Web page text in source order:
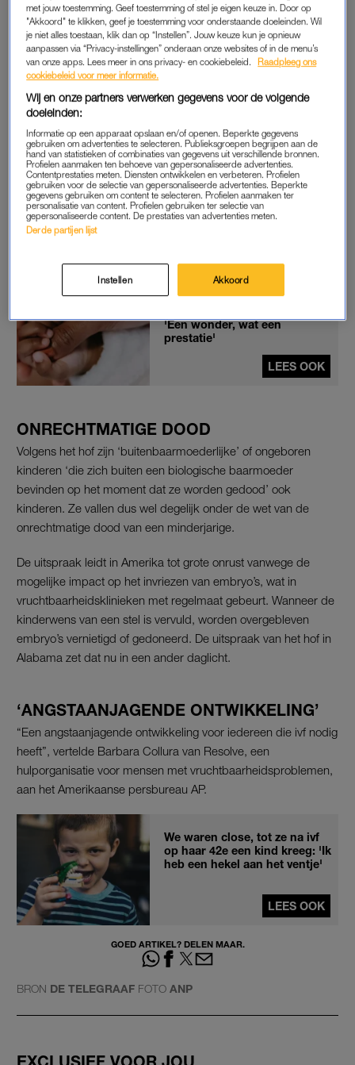
EMBRYO’S
Even terug naar het begin: in 2020 kreeg een onbevoegd
persoon via een onbeveiligde ingang toegang tot een vriezer
met ongebruikte embryo’s in een ivf-kliniek. De man pakte de
embryo’s eruit, maar vanwege de lage temperatuur en de pijn
van de kou vielen de embryo’s op de grond.
Toen de ouders een klacht indienden wegens onrechtmatige
dood, oordeelde de rechter dat zowel de man als de kliniek
onschuldig waren. Volgens de rechter vielen bevroren
embryo’s niet binnen de definitie van een ‘persoon’ of ‘kind’.
70-jarige vrouw uit Oeganda
'Een wonder, wat een
prestatie'
LEES OOK
ONRECHTMATIGE DOOD
Volgens het hof zijn ‘buitenbaarmoederlijke’ of ongeboren
kinderen ‘die zich buiten een biologische baarmoeder
bevinden op het moment dat ze worden gedood’ ook
kinderen. Ze vallen dus wel degelijk onder de wet van de
onrechtmatige dood van een minderjarige.
De uitspraak leidt in Amerika tot grote onrust vanwege de
mogelijke impact op het invriezen van embryo’s, wat in
vruchtbaarheidsklinieken met regelmaat gebeurt. Wanneer de
kinderwens van een stel is vervuld, worden overgebleven
embryo’s vernietigd of gedoneerd. De uitspraak van het hof in
Alabama zet dat nu in een ander daglicht.
‘ANGSTAANJAGENDE ONTWIKKELING’
“Een angstaanjagende ontwikkeling voor iedereen die ivf nodig
heeft”, vertelde Barbara Collura van Resolve, een
hulporganisatie voor mensen met vruchtbaarheidsproblemen,
aan het Amerikaanse persbureau AP.
We waren close, tot ze na ivf
op haar 42e een kind kreeg: 'Ik
heb een hekel aan het ventje'
LEES OOK
GOED ARTIKEL? DELEN MAAR.
BRON DE TELEGRAAF FOTO ANP
met jouw toestemming. Geef toestemming of stel je eigen keuze in. Door op
"Akkoord" te klikken, geef je toestemming voor onderstaande doeleinden. Wil
je niet alles toestaan, klik dan op “Instellen”. Jouw keuze kun je opnieuw
aanpassen via “Privacy-instellingen” onderaan onze websites of in de menu’s
van onze apps. Lees meer in ons privacy- en cookiebeleid.
Raadpleeg ons
cookiebeleid voor meer informatie.
Wij en onze partners verwerken gegevens voor de volgende
doeleinden:
Informatie op een apparaat opslaan en/of openen. Beperkte gegevens
gebruiken om advertenties te selecteren. Publieksgroepen begrijpen aan de
hand van statistieken of combinaties van gegevens uit verschillende bronnen.
Profielen aanmaken ten behoeve van gepersonaliseerde advertenties.
Contentprestaties meten. Diensten ontwikkelen en verbeteren. Profielen
gebruiken voor de selectie van gepersonaliseerde advertenties. Beperkte
gegevens gebruiken om content te selecteren. Profielen aanmaken ter
personalisatie van content. Profielen gebruiken ter selectie van
gepersonaliseerde content. De prestaties van advertenties meten.
Derde partijen lijst
Instellen Akkoord